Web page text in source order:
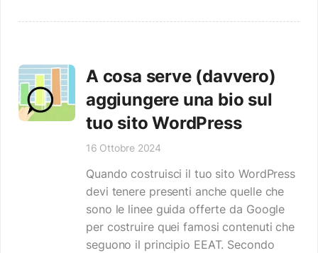
A cosa serve (davvero)
aggiungere una bio sul
tuo sito WordPress
16 Ottobre 2024
Quando costruisci il tuo sito WordPress
devi tenere presenti anche quelle che
sono le linee guida offerte da Google
per costruire quei famosi contenuti che
seguono il principio EEAT. Secondo